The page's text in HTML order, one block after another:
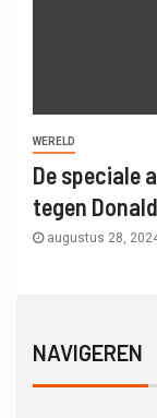
WERELD
De speciale
tegen
augustus 28,
NAVIGEREN